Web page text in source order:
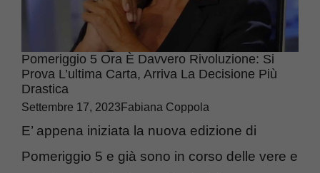
Pomeriggio 5 Ora È Davvero Rivoluzione: Si
Prova L’ultima Carta, Arriva La Decisione Più
Drastica
Settembre 17, 2023 Fabiana Coppola
E’ appena iniziata la nuova edizione di
Pomeriggio 5 e già sono in corso delle vere e